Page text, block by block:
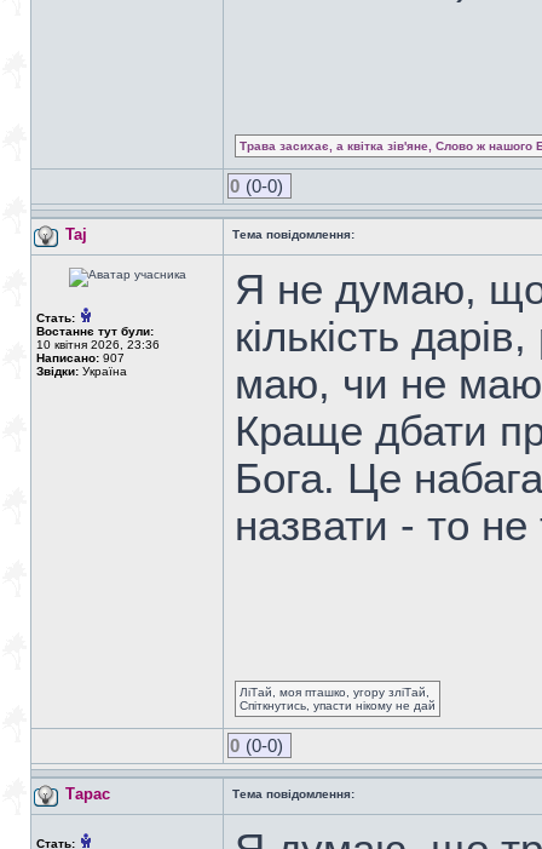
Трава засихає, а квітка зів'яне, Слово ж нашого
0 (0-0)
Taj Тема повідомлення:
Стать:
Востаннє тут були:
10 квітня 2026, 23:36
Написано: 907
Звідки: Україна
Я не думаю, що
кількість
маю, чи не маю,
Краще дбати
Бога. Це
назвати - то
ЛіТай, моя пташко, угору зліТай,
Спіткнутись, упасти нікому не дай
0 (0-0)
Тарас Тема повідомлення:
Стать: